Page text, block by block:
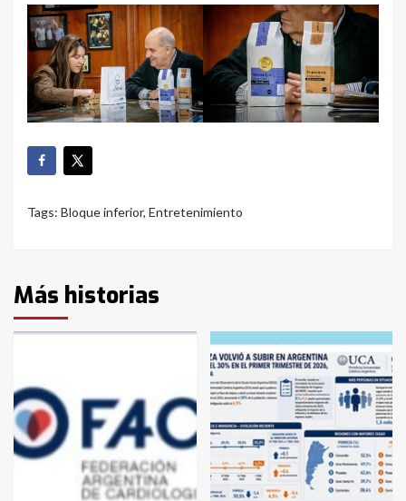
Tags: Bloque inferior, Entretenimiento
Más historias